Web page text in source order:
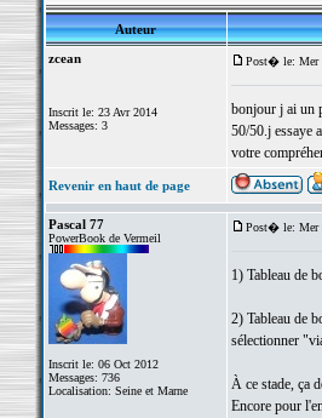
Auteur
zcean
Inscrit le: 23 Avr 2014
Messages: 3
Post� le: Mer
bonjour j ai un
50/50.j essaye
votre
Revenir en haut de page
Pascal 77
PowerBook de Vermeil
Inscrit le: 06 Oct 2012
Messages: 736
Localisation: Seine et Marne
Post� le: Mer
1) Tableau de
2) Tableau de
sélectionner
À ce stade, ça
Encore pour